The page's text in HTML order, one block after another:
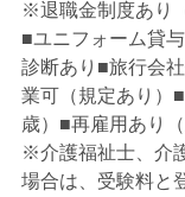
※退職金制度あり
■ユニフォーム貸
診断あり■旅行会
業可（規定あり）
歳）■再雇用あり（
※介護福祉士、介
場合は、受験料と